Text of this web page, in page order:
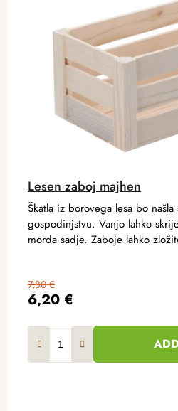
Lesen zaboj majhen
6,20 €
7,80 €
Škatla iz borovega lesa bo
gospodinjstvu. Vanjo lahko
morda sadje. Zaboje lahko